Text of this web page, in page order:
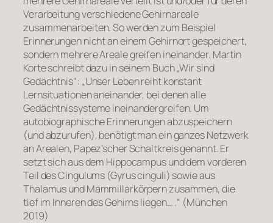
Verarbeitung verschiedene Gehirnareale
zusammenarbeiten. So werden zum Beispiel
Erinnerungen nicht an einem Gehirnort gespeichert,
sondern mehrere Areale greifen ineinander. Martin
Korte schreibt dazu in seinem Buch „Wir sind
Gedächtnis“: „Unser Leben reiht konstant
Lernsituationen aneinander, bei denen alle
Gedächtnissysteme ineinandergreifen. Um
autobiographische Erinnerungen abzuspeichern
(und abzurufen), benötigt man ein ganzes Netzwerk
an Arealen, Papez’scher Schaltkreis genannt. Er
setzt sich aus dem Hippocampus und dem vorderen
Teil des Cingulums (Gyrus cinguli) sowie aus
Thalamus und Mammillarkörpern zusammen, die
tief im Inneren des Gehirns liegen… .“ (München
2019)